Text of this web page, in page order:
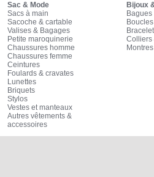
Sac & Mode
Sacs à main
Sacoche & cartable
Valises & Bagages
Petite maroquinerie
Chaussures homme
Chaussures femme
Ceintures
Foulards & cravates
Lunettes
Briquets
Stylos
Vestes et manteaux
Autres vêtements &
accessoires
Bijoux
Bagues
Colliers